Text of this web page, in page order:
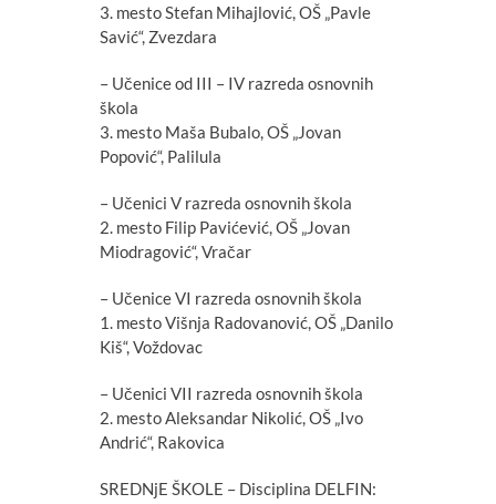
3. mesto Stefan Mihajlović, OŠ „Pavle
Savić“, Zvezdara
– Učenice od III – IV razreda osnovnih
škola
3. mesto Maša Bubalo, OŠ „Jovan
Popović“, Palilula
– Učenici V razreda osnovnih škola
2. mesto Filip Pavićević, OŠ „Jovan
Miodragović“, Vračar
– Učenice VI razreda osnovnih škola
1. mesto Višnja Radovanović, OŠ „Danilo
Kiš“, Voždovac
– Učenici VII razreda osnovnih škola
2. mesto Aleksandar Nikolić, OŠ „Ivo
Andrić“, Rakovica
SREDNjE ŠKOLE – Disciplina DELFIN: